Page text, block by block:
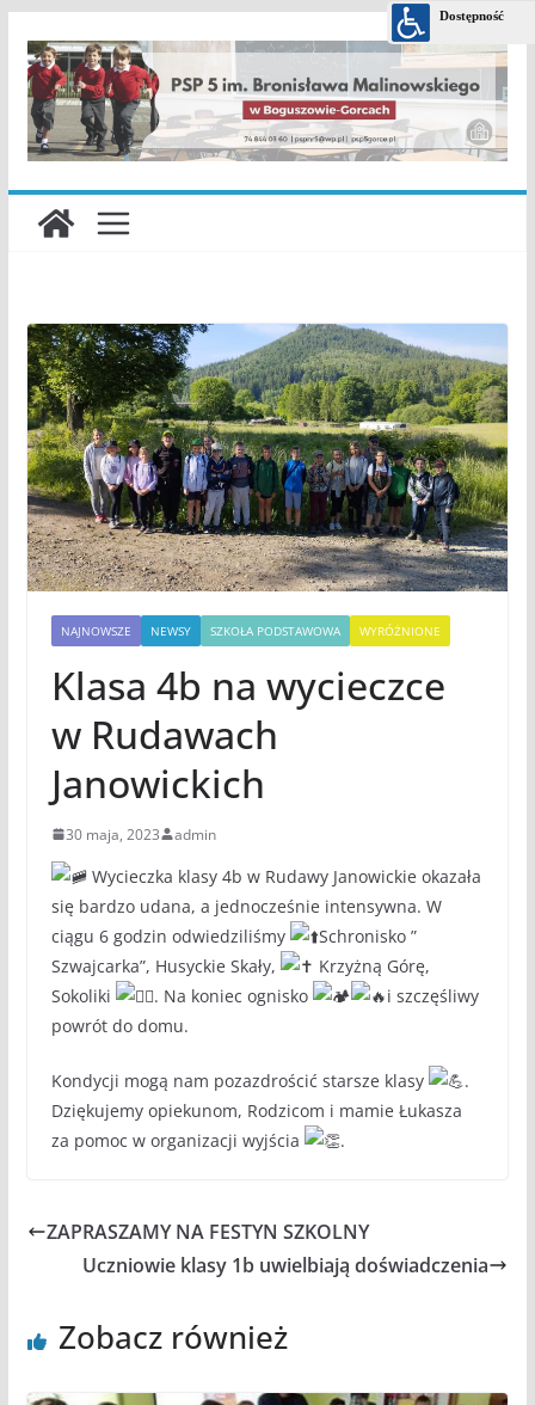
treści
NAJNOWSZE NEWSY SZKOŁA PODSTAWOWA WYRÓŻNIONE
Klasa 4b na wycieczce
w Rudawach
Janowickich
30 maja, 2023 admin
Wycieczka klasy 4b w Rudawy Janowickie okazała
się bardzo udana, a jednocześnie intensywna. W
ciągu 6 godzin odwiedziliśmy
Schronisko ”
Szwajcarka”, Husyckie Skały,
Krzyżną Górę,
Sokoliki
. Na koniec ognisko
i szczęśliwy
powrót do domu.
Kondycji mogą nam pozazdrościć starsze klasy
.
Dziękujemy opiekunom, Rodzicom i mamie Łukasza
za pomoc w organizacji wyjścia
.
ZAPRASZAMY NA FESTYN SZKOLNY
Uczniowie klasy 1b uwielbiają doświadczenia
Zobacz również